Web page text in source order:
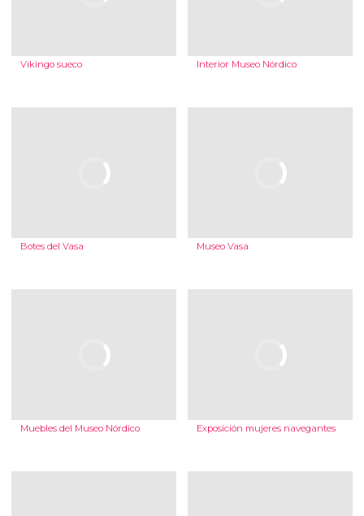
Vikingo sueco Interior Museo Nórdico
Botes del Vasa Museo Vasa
Muebles del Museo Nórdico Exposición mujeres navegantes